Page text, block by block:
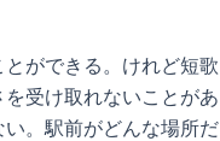
ができる。けれど短歌
受け取れないことがあ
。駅前がどんな場所だ